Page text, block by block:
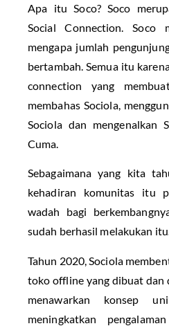
Apa itu Soco? Soco
Social Connection. Soco
mengapa jumlah
bertambah. Semua itu
connection yang
membahas Sociola,
Sociola dan mengenalkan
Cuma.
Sebagaimana yang kita
kehadiran komunitas itu
wadah bagi
sudah berhasil melakukan
Tahun 2020, Sociola
toko offline yang dibuat dan
menawarkan konsep
meningkatkan